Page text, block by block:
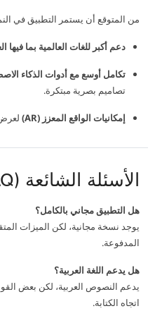
من المتوقع أن يستمر التطبيق في
دعم أكبر للغات العالمية بما فيها
تكامل أوسع مع أدوات الذكاء
تصاميم بصرية مبتكرة.
إمكانيات الواقع المعزز (AR) لعرض
الأسئلة الشائعة (FAQ)
هل التطبيق مجاني بالكامل؟
يوجد نسخة مجانية، لكن الميزات
المدفوعة.
هل يدعم اللغة العربية؟
يدعم النصوص العربية، لكن بعض
اتجاه الكتابة.